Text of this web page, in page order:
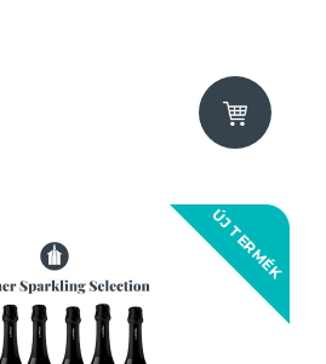
ÚJ TERMÉK